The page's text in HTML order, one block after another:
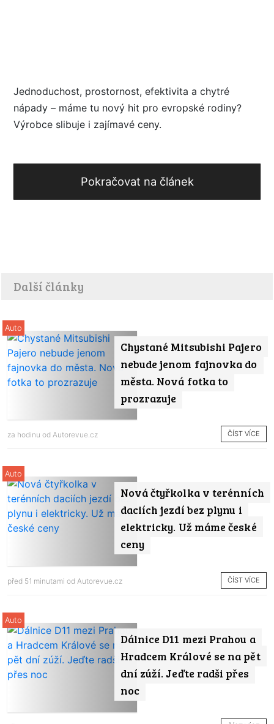
Jednoduchost, prostornost, efektivita a chytré
nápady – máme tu nový hit pro evropské rodiny?
Výrobce slibuje i zajímavé ceny.
Pokračovat na článek
Další články
Chystané Mitsubishi Pajero
nebude jenom fajnovka do
města. Nová fotka to
prozrazuje
Auto
za hodinu od Autorevue.cz ČÍST VÍCE
Nová čtyřkolka v terénních
daciích jezdí bez plynu i
elektricky. Už máme české
ceny
Auto
před 51 minutami od Autorevue.cz ČÍST VÍCE
Dálnice D11 mezi Prahou a
Hradcem Králové se na pět
dní zúží. Jeďte radši přes
noc
Auto